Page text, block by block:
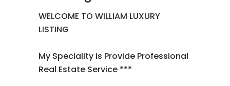
WELCOME TO WILLIAM LUXURY
LISTING
My Speciality is Provide Professional
Real Estate Service ***